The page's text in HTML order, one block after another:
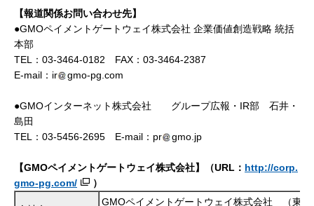
【報道関係お問い合わせ先】
●GMOペイメントゲートウェイ株式会社 企業価値創造戦略 統括
本部
TEL：03-3464-0182 FAX：03-3464-2387
E-mail：ir
gmo-pg.com
●GMOインターネット株式会社 グループ広報・IR部 石井・
島田
TEL：03-5456-2695 E-mail：pr
gmo.jp
【GMOペイメントゲートウェイ株式会社】（URL： http://corp.
gmo-pg.com/
）
GMOペイメントゲートウェイ株式会社 （東証